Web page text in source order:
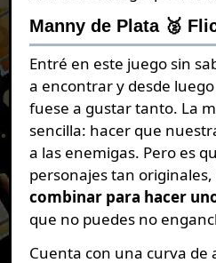
Manny de Plata 🥈
Entré en este juego sin
a encontrar y desde
fuese a gustar tanto. La
sencilla: hacer que
a las enemigas. Pero es
personajes tan
combinar para hacer
que no puedes no
Cuenta con una curva de